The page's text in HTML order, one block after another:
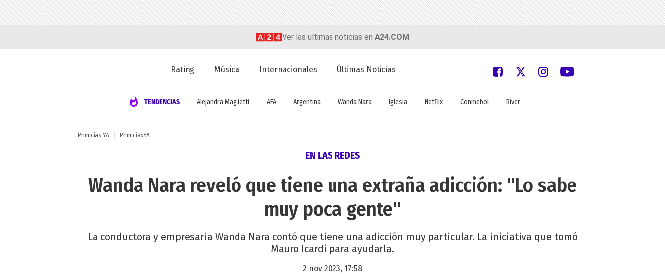
Ver las ultimas noticias en A24.COM
Rating Música Internacionales Últimas Noticias
TENDENCIAS Alejandra Maglietti AFA Argentina Wanda Nara Iglesia Netflix Conmebol River
Primicias YA PrimiciasYA
EN LAS REDES
Wanda Nara reveló que tiene una extraña adicción: "Lo sabe
muy poca gente"
La conductora y empresaria Wanda Nara contó que tiene una adicción muy particular. La iniciativa que tomó
Mauro Icardi para ayudarla.
2 nov 2023, 17:58